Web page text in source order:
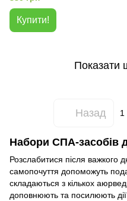
Купити!
Показати
Назад 1
Набори СПА-засобів
Розслабитися після важкого
самопочуття допоможуть
складаються з кількох
доповнюють та посилюють